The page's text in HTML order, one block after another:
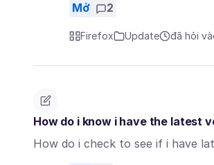
Mở 2
Firefox Update đã hỏi
How do i know i have the latest
How do i check to see if i have